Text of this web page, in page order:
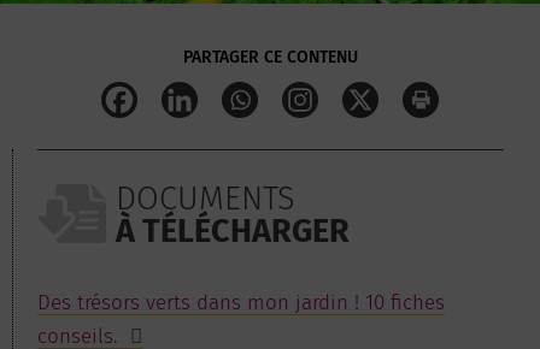
PARTAGER CE CONTENU
DOCUMENTS
À TÉLÉCHARGER
Des trésors verts dans mon jardin ! 10 fiches
conseils.